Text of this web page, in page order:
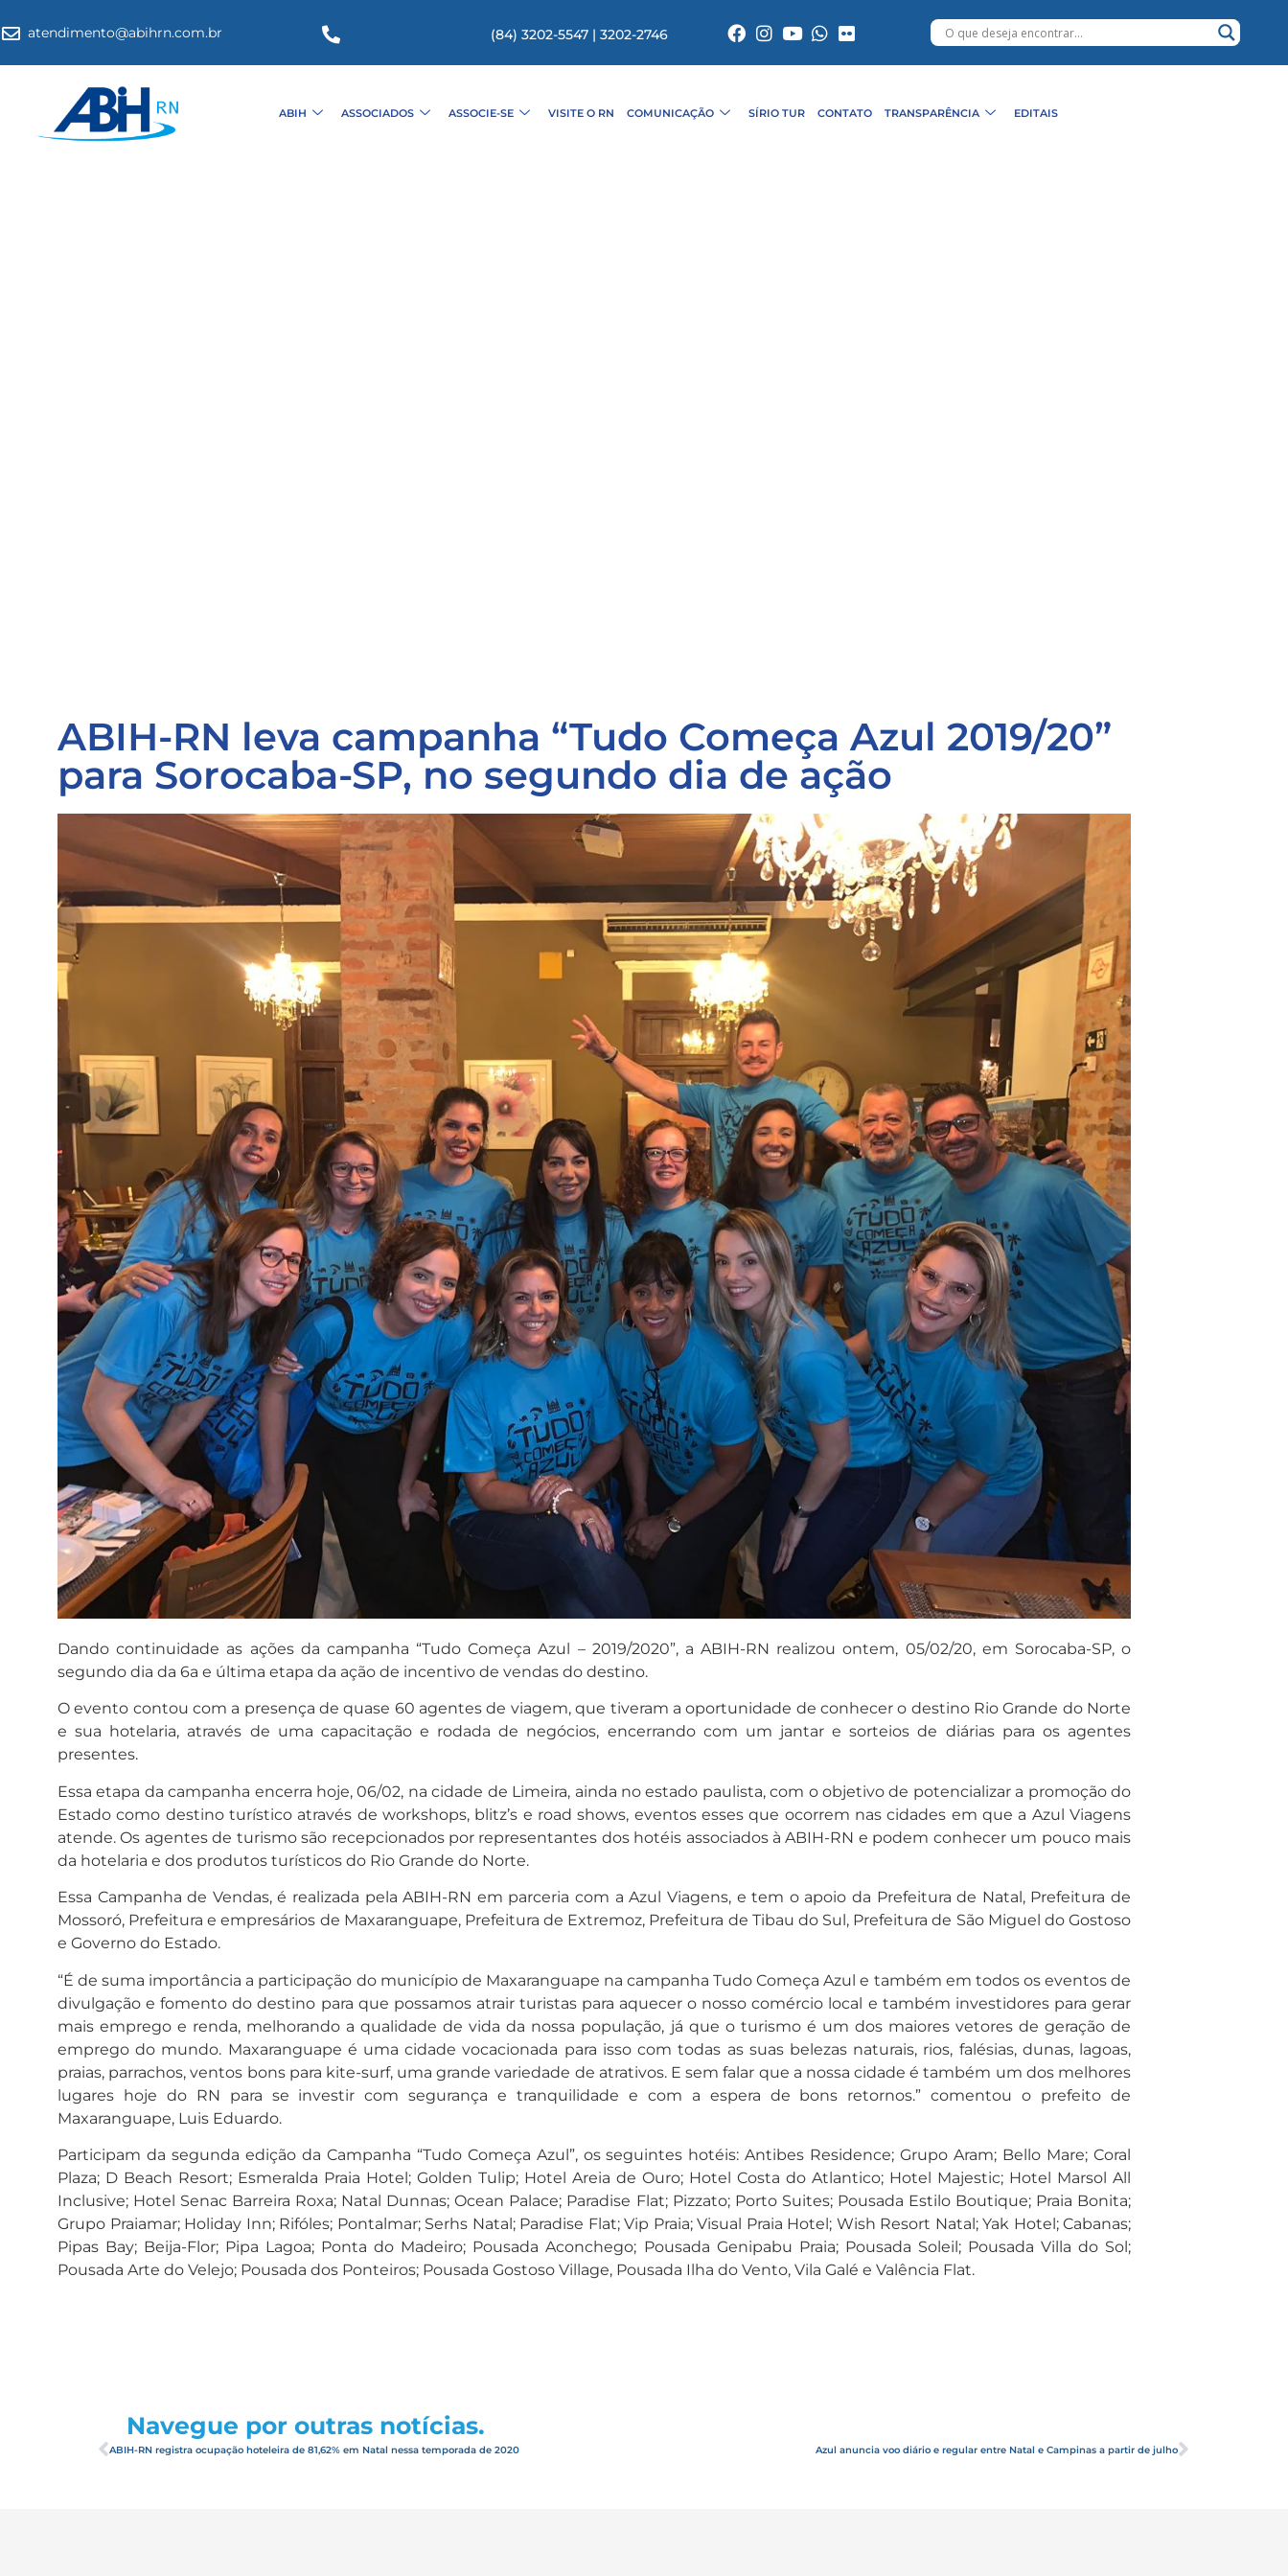
atendimento@abihrn.com.br (84) 3202-5547 | 3202-2746
ABIH ASSOCIADOS ASSOCIE-SE VISITE O RN COMUNICAÇÃO SÍRIO TUR CONTATO TRANSPARÊNCIA EDITAIS
ABIH-RN leva campanha “Tudo Começa Azul 2019/20”
para Sorocaba-SP, no segundo dia de ação
Dando continuidade as ações da campanha “Tudo Começa Azul – 2019/2020”, a ABIH-RN realizou ontem, 05/02/20, em Sorocaba-SP, o
segundo dia da 6a e última etapa da ação de incentivo de vendas do destino.
O evento contou com a presença de quase 60 agentes de viagem, que tiveram a oportunidade de conhecer o destino Rio Grande do Norte
e sua hotelaria, através de uma capacitação e rodada de negócios, encerrando com um jantar e sorteios de diárias para os agentes
presentes.
Essa etapa da campanha encerra hoje, 06/02, na cidade de Limeira, ainda no estado paulista, com o objetivo de potencializar a promoção do
Estado como destino turístico através de workshops, blitz’s e road shows, eventos esses que ocorrem nas cidades em que a Azul Viagens
atende. Os agentes de turismo são recepcionados por representantes dos hotéis associados à ABIH-RN e podem conhecer um pouco mais
da hotelaria e dos produtos turísticos do Rio Grande do Norte.
Essa Campanha de Vendas, é realizada pela ABIH-RN em parceria com a Azul Viagens, e tem o apoio da Prefeitura de Natal, Prefeitura de
Mossoró, Prefeitura e empresários de Maxaranguape, Prefeitura de Extremoz, Prefeitura de Tibau do Sul, Prefeitura de São Miguel do Gostoso
e Governo do Estado.
“É de suma importância a participação do município de Maxaranguape na campanha Tudo Começa Azul e também em todos os eventos de
divulgação e fomento do destino para que possamos atrair turistas para aquecer o nosso comércio local e também investidores para gerar
mais emprego e renda, melhorando a qualidade de vida da nossa população, já que o turismo é um dos maiores vetores de geração de
emprego do mundo. Maxaranguape é uma cidade vocacionada para isso com todas as suas belezas naturais, rios, falésias, dunas, lagoas,
praias, parrachos, ventos bons para kite-surf, uma grande variedade de atrativos. E sem falar que a nossa cidade é também um dos melhores
lugares hoje do RN para se investir com segurança e tranquilidade e com a espera de bons retornos.” comentou o prefeito de
Maxaranguape, Luis Eduardo.
Participam da segunda edição da Campanha “Tudo Começa Azul”, os seguintes hotéis: Antibes Residence; Grupo Aram; Bello Mare; Coral
Plaza; D Beach Resort; Esmeralda Praia Hotel; Golden Tulip; Hotel Areia de Ouro; Hotel Costa do Atlantico; Hotel Majestic; Hotel Marsol All
Inclusive; Hotel Senac Barreira Roxa; Natal Dunnas; Ocean Palace; Paradise Flat; Pizzato; Porto Suites; Pousada Estilo Boutique; Praia Bonita;
Grupo Praiamar; Holiday Inn; Rifóles; Pontalmar; Serhs Natal; Paradise Flat; Vip Praia; Visual Praia Hotel; Wish Resort Natal; Yak Hotel; Cabanas;
Pipas Bay; Beija-Flor; Pipa Lagoa; Ponta do Madeiro; Pousada Aconchego; Pousada Genipabu Praia; Pousada Soleil; Pousada Villa do Sol;
Pousada Arte do Velejo; Pousada dos Ponteiros; Pousada Gostoso Village, Pousada Ilha do Vento, Vila Galé e Valência Flat.
Navegue por outras notícias.
ABIH-RN registra ocupação hoteleira de 81,62% em Natal nessa temporada de 2020 Azul anuncia voo diário e regular entre Natal e Campinas a partir de julho